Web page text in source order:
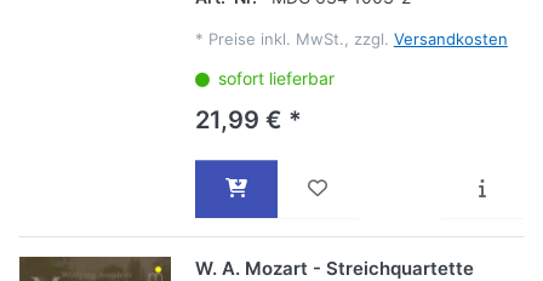
* Preise inkl. MwSt., zzgl. Versandkosten
sofort lieferbar
21,99 € *
W. A. Mozart - Streichquartette